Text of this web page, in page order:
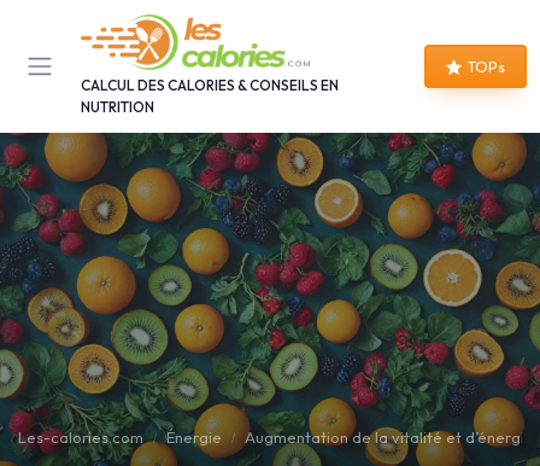
CALCUL DES CALORIES & CONSEILS EN
NUTRITION
TOPs
Les-calories.com Énergie Augmentation de la vitalité et d’énergie
Panneau de gestion des cookies